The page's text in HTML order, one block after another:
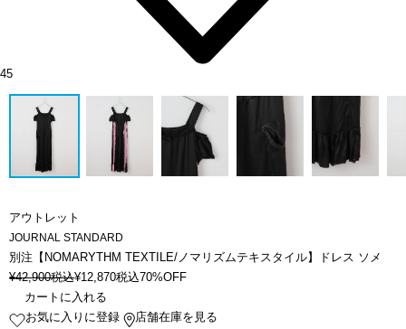
45
アウトレット
JOURNAL STANDARD
別注【NOMARYTHM TEXTILE/ノマリズムテキスタイル】ドレス ソメ
¥42,900税込¥12,870税込70%OFF
カートに入れる
お気に入りに登録
店舗在庫を見る